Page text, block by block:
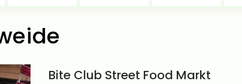
Bite Club Street Food Markt